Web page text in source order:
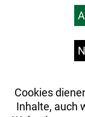
Versandkosten
Cookies
Inhalte, auch